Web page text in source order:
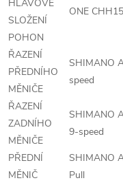
HLAVOVÉ
SLOŽENÍ
ONE
POHON
ŘAZENÍ
PŘEDNÍHO
MĚNIČE
SHIMANO
speed
ŘAZENÍ
ZADNÍHO
MĚNIČE
SHIMANO
9-speed
PŘEDNÍ
MĚNIČ
SHIMANO
Pull